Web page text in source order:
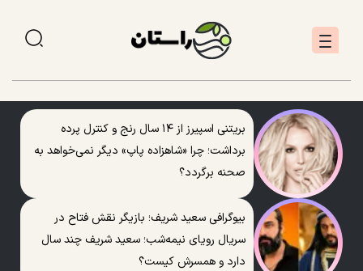
بریتنی اسپیرز از ۱۴ سال رنج و کنترل پرده
برداشت؛ چرا «شاهزاده پاپ» دیگر نمی‌خواهد به
صحنه برگردد؟
بیوگرافی سعید شریف؛ بازیگر نقش فتاح در
سریال رویای نیمه‌شب؛ سعید شریف چند سال
دارد و همسرش کیست؟